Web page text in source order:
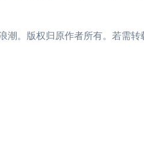
。版权归原作者所有。若需转